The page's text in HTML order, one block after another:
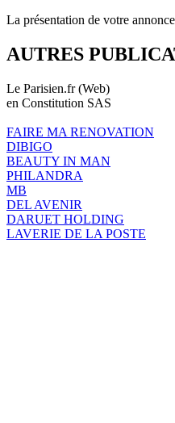
La présentation de votre
AUTRES
Le Parisien.fr (Web)
en Constitution SAS
FAIRE MA RENOVATION
DIBIGO
BEAUTY IN MAN
PHILANDRA
MB
DEL AVENIR
DARUET HOLDING
LAVERIE DE LA POSTE